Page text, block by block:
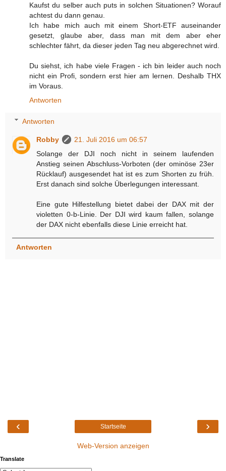
Kaufst du selber auch puts in solchen Situationen? Worauf
achtest du dann genau.
Ich habe mich auch mit einem Short-ETF auseinander
gesetzt, glaube aber, dass man mit dem aber eher
schlechter fährt, da dieser jeden Tag neu abgerechnet wird.
Du siehst, ich habe viele Fragen - ich bin leider auch noch
nicht ein Profi, sondern erst hier am lernen. Deshalb THX
im Voraus.
Antworten
Antworten
Robby
21. Juli 2016 um 06:57
Solange der DJI noch nicht in seinem laufenden
Anstieg seinen Abschluss-Vorboten (der ominöse 23er
Rücklauf) ausgesendet hat ist es zum Shorten zu früh.
Erst danach sind solche Überlegungen interessant.
Eine gute Hilfestellung bietet dabei der DAX mit der
violetten 0-b-Linie. Der DJI wird kaum fallen, solange
der DAX nicht ebenfalls diese Linie erreicht hat.
Antworten
‹ ›
Startseite
Web-Version anzeigen
Translate